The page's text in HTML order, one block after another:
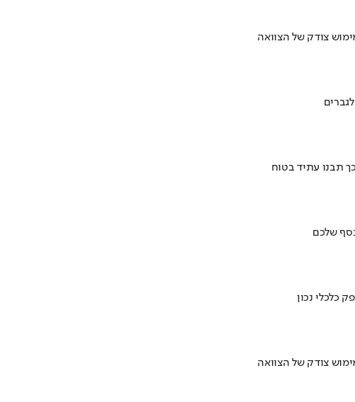
צודק של הצוואה
תבנו עתיד בטוח
שלכם
כלכלי נכון
צודק של הצוואה